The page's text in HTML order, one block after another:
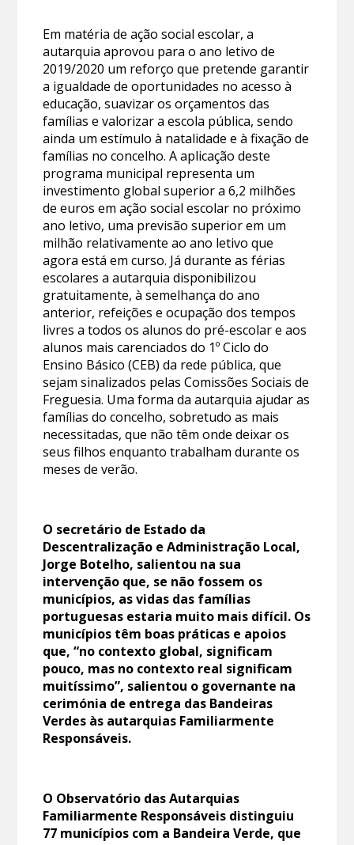
Em matéria de ação social escolar, a
autarquia aprovou para o ano letivo de
2019/2020 um reforço que pretende garantir
a igualdade de oportunidades no acesso à
educação, suavizar os orçamentos das
famílias e valorizar a escola pública, sendo
ainda um estímulo à natalidade e à fixação de
famílias no concelho. A aplicação deste
programa municipal representa um
investimento global superior a 6,2 milhões
de euros em ação social escolar no próximo
ano letivo, uma previsão superior em um
milhão relativamente ao ano letivo que
agora está em curso. Já durante as férias
escolares a autarquia disponibilizou
gratuitamente, à semelhança do ano
anterior, refeições e ocupação dos tempos
livres a todos os alunos do pré-escolar e aos
alunos mais carenciados do 1º Ciclo do
Ensino Básico (CEB) da rede pública, que
sejam sinalizados pelas Comissões Sociais de
Freguesia. Uma forma da autarquia ajudar as
famílias do concelho, sobretudo as mais
necessitadas, que não têm onde deixar os
seus filhos enquanto trabalham durante os
meses de verão.
O secretário de Estado da
Descentralização e Administração Local,
Jorge Botelho, salientou na sua
intervenção que, se não fossem os
municípios, as vidas das famílias
portuguesas estaria muito mais difícil. Os
municípios têm boas práticas e apoios
que, “no contexto global, significam
pouco, mas no contexto real significam
muitíssimo”, salientou o governante na
cerimónia de entrega das Bandeiras
Verdes às autarquias Familiarmente
Responsáveis.
O Observatório das Autarquias
Familiarmente Responsáveis distinguiu
77 municípios com a Bandeira Verde, que